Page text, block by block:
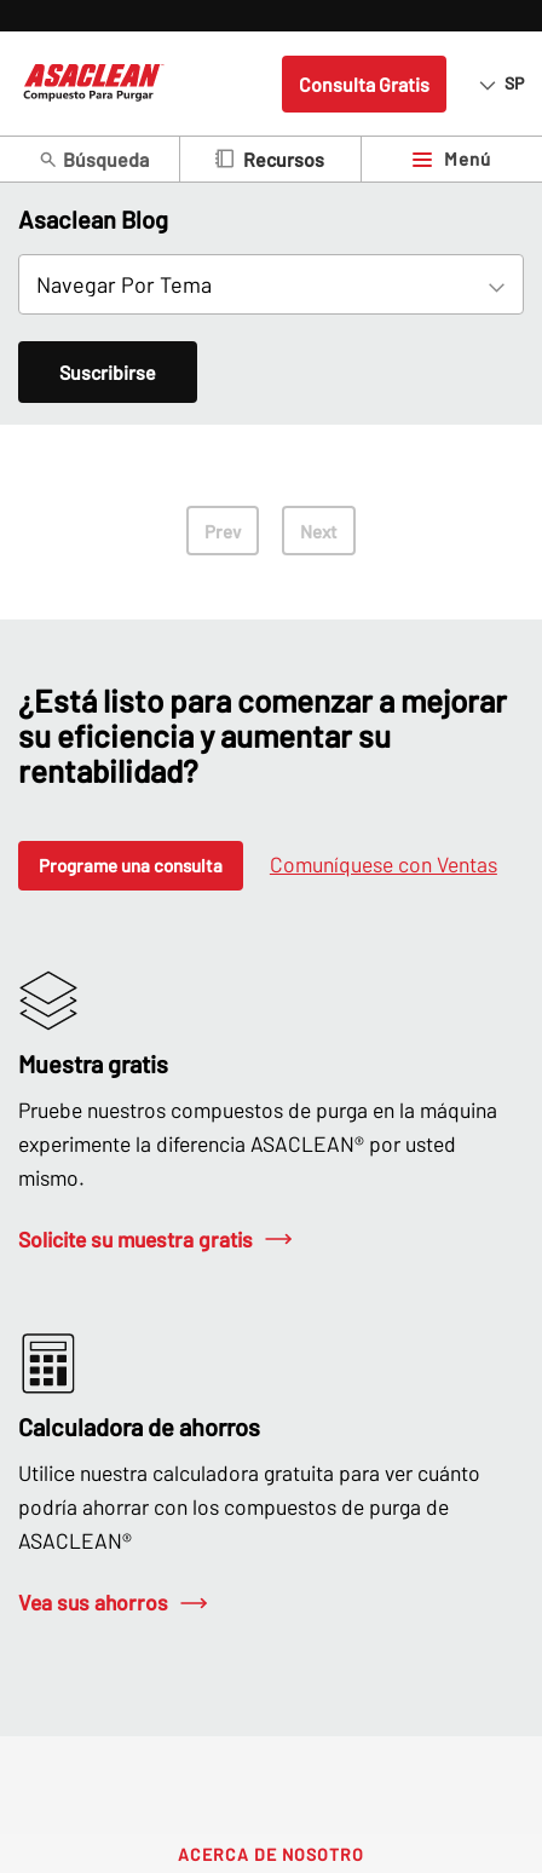
Consulta Gratis SP
Búsqueda Recursos Menú
Asaclean Blog
Suscribirse
Prev Next
¿Está listo para comenzar a mejorar
su eficiencia y aumentar su
rentabilidad?
Programe una consulta Comuníquese con Ventas
Muestra gratis
Pruebe nuestros compuestos de purga en la máquina
experimente la diferencia ASACLEAN® por usted
mismo.
Solicite su muestra gratis
Calculadora de ahorros
Utilice nuestra calculadora gratuita para ver cuánto
podría ahorrar con los compuestos de purga de
ASACLEAN®
Vea sus ahorros
ACERCA DE NOSOTRO